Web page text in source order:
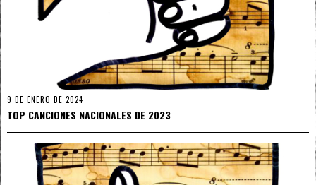
9 DE ENERO DE 2024
TOP CANCIONES NACIONALES DE 2023